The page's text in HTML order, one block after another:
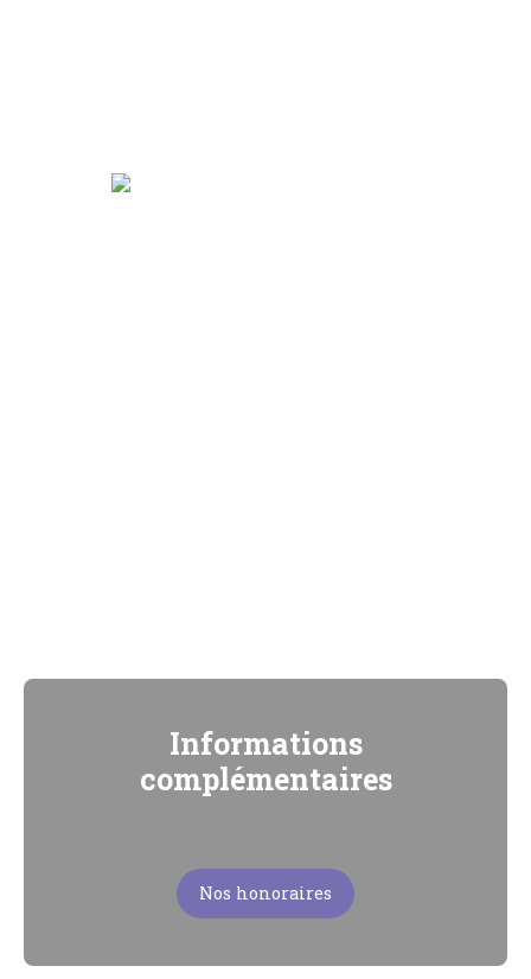
Informations
complémentaires
Nos honoraires